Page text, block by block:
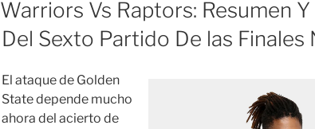
Warriors Vs Raptors: Resumen
Del Sexto Partido De las Finales
El ataque de Golden
State depende mucho
ahora del acierto de